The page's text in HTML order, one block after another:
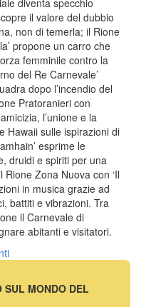
diventa specchio
il valore del dubbio
non di temerla; il Rione
propone un carro che
femminile contro la
del Re Carnevale’
dopo l’incendio del
Pratoranieri con
l’unione e la
Hawaii sulle ispirazioni di
esprime le
druidi e spiriti per una
Zona Nuova con ‘Il
in musica grazie ad
battiti e vibrazioni. Tra
il Carnevale di
abitanti e visitatori.
SUL MONDO DEL